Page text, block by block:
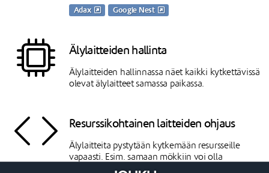
Adax Google Nest
Älylaitteiden hallinta
Älylaitteiden hallinnassa näet kaikki kytkettävissä
olevat älylaitteet samassa paikassa.
Resurssikohtainen laitteiden ohjaus
Älylaitteita pystytään kytkemään resursseille
vapaasti. Esim. samaan mökkiin voi olla
kytkettynä useita lukkoja ja niitä kaikkia